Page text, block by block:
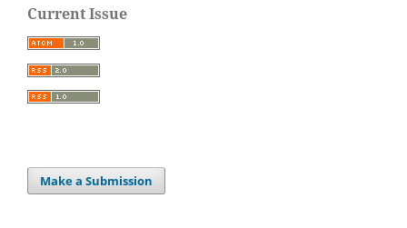
Current Issue
Make a Submission